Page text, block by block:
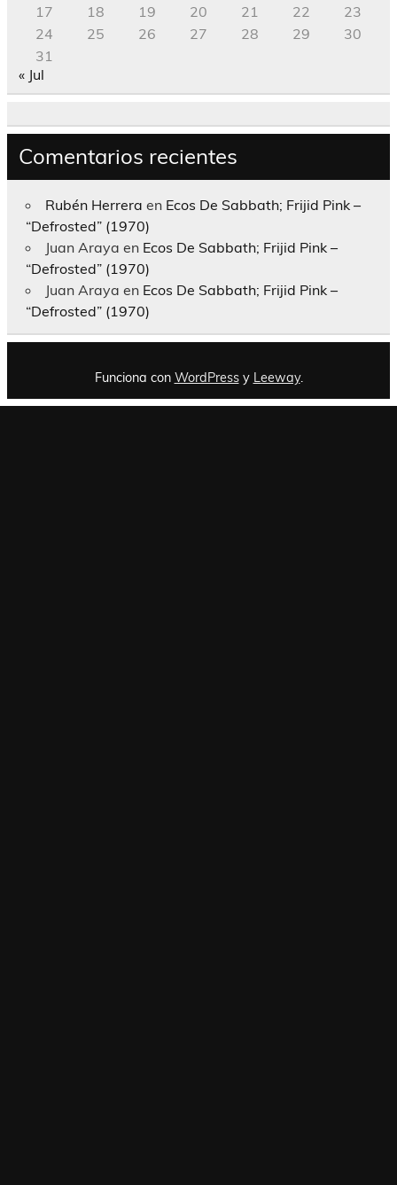
17
18 19 20 21 22
23
24
25 26 27 28 29
30
31
« Jul
Comentarios recientes
Rubén Herrera en Ecos De Sabbath; Frijid Pink –
“Defrosted” (1970)
Juan Araya en Ecos De Sabbath; Frijid Pink –
“Defrosted” (1970)
Juan Araya en Ecos De Sabbath; Frijid Pink –
“Defrosted” (1970)
Funciona con WordPressy Leeway.